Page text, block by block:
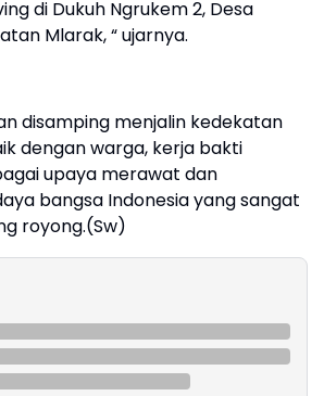
di Dukuh Ngrukem 2, Desa
Mlarak, “ ujarnya.
disamping menjalin kedekatan
dengan warga, kerja bakti
upaya merawat dan
bangsa Indonesia yang sangat
royong.(Sw)